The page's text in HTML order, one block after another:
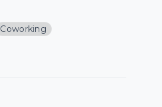
Coworking